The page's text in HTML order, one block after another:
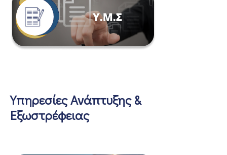
Υπηρεσίες Ανάπτυξης &
Εξωστρέφειας